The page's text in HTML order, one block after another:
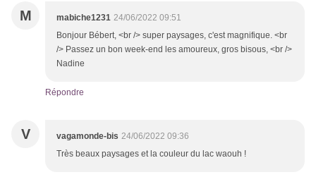
M mabiche1231 24/06/2022 09:51
Bonjour Bébert, <br /> super paysages, c'est magnifique. <br
/> Passez un bon week-end les amoureux, gros bisous, <br />
Nadine
Répondre
V vagamonde-bis 24/06/2022 09:36
Très beaux paysages et la couleur du lac waouh !